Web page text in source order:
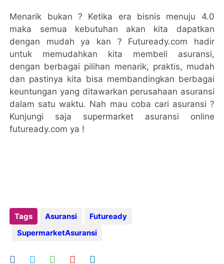
Menarik bukan ? Ketika era bisnis menuju 4.0
maka semua kebutuhan akan kita dapatkan
dengan mudah ya kan ? Futuready.com hadir
untuk memudahkan kita membeli asuransi,
dengan berbagai pilihan menarik, praktis, mudah
dan pastinya kita bisa membandingkan berbagai
keuntungan yang ditawarkan perusahaan asuransi
dalam satu waktu. Nah mau coba cari asuransi ?
Kunjungi saja supermarket asuransi online
futuready.com ya !
Tags Asuransi
Futuready
SupermarketAsuransi